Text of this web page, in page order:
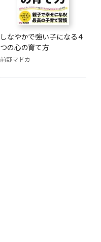
しなやかで強い子になる４
つの心の育て方
前野マドカ